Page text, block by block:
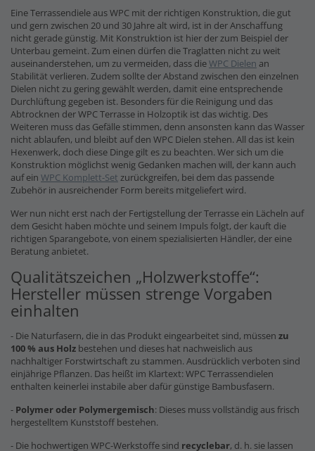
Eine Terrassendiele aus WPC mit der richtigen Konstruktion, die gut
und gern zwischen 20 und 30 Jahre alt wird, ist in der Anschaffung
nicht gerade günstig. Mit Konstruktion ist hier der zum Beispiel der
Unterbau gemeint. Zum einen dürfen die Traglatten nicht zu weit
auseinanderstehen, um zu vermeiden, dass dieWPC Dielen an
Stabilität verlieren. Zudem sollte der Abstand zwischen den einzelnen
Dielen nicht zu gering gewählt werden, damit eine entsprechende
Durchlüftung gegeben ist. Besonders für die Reinigung und das
Abtrocknen der WPC Terrasse in Holzoptik ist das wichtig. Des
Weiteren muss das Gefälle stimmen, denn ansonsten kann das Wasser
nicht ablaufen, und bleibt auf den WPC Dielen stehen. All das ist kein
Hexenwerk, doch diese Dinge gilt es zu beachten. Wer sich um die
Konstruktion möglichst wenig Gedanken machen will, der kann auch
auf ein WPC Komplett-Set zurückgreifen, bei dem das passende
Zubehör in ausreichender Form bereits mitgeliefert wird.
Wer nun nicht erst nach der Fertigstellung der Terrasse ein Lächeln auf
dem Gesicht haben möchte und seinem Impuls folgt, der kauft die
richtigen Sparangebote, von einem spezialisierten Händler, der eine
Beratung anbietet.
Qualitätszeichen „Holzwerkstoffe“:
Hersteller müssen strenge Vorgaben
einhalten
- Die Naturfasern, die in das Produkt eingearbeitet sind, müssen zu
100 % aus Holz bestehen und dieses hat nachweislich aus
nachhaltiger Forstwirtschaft zu stammen. Ausdrücklich verboten sind
einjährige Pflanzen. Das heißt im Klartext: WPC Terrassendielen
enthalten keinerlei instabile aber dafür günstige Bambusfasern.
- Polymer oder Polymergemisch: Dieses muss vollständig aus frisch
hergestelltem Kunststoff bestehen.
- Die hochwertigen WPC-Werkstoffe sind recyclebar, d. h. sie lassen